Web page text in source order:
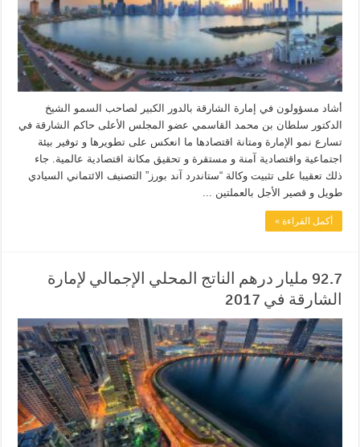
أشاد مسؤولون في إمارة الشارقة بالدور الكبير لصاحب السمو الشيخ
الدكتور سلطان بن محمد القاسمي عضو المجلس الأعلى حاكم الشارقة في
تسارع نمو الإمارة ومتانة اقتصادها ما انعكس على تطويرها و توفير بيئة
اجتماعية واقتصادية آمنة و مستقرة و تحقيق مكانة اقتصادية عالمية. جاء
ذلك تعقيبا على تثبيت وكالة “ستاندرد آند بورز” التصنيف الائتماني السيادي
طويل و قصير الأجل بالعملتين ...
أكمل القراءة »
92.7 مليار درهم الناتج المحلي الإجمالي لإمارة
الشارقة في 2017